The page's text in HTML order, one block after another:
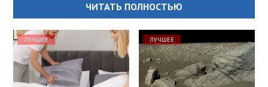
ЧИТАТЬ ПОЛНОСТЬЮ
ЛУЧШЕЕ ЛУЧШЕЕ